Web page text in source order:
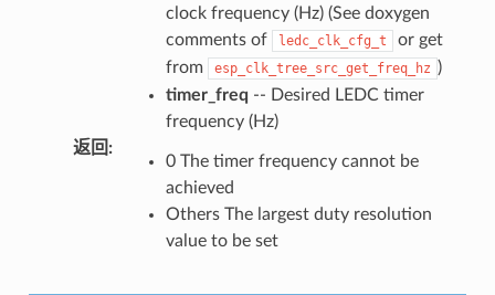
clock frequency (Hz) (See doxygen
comments of
ledc_clk_cfg_t
or get
from
esp_clk_tree_src_get_freq_hz )
timer_freq -- Desired LEDC timer
frequency (Hz)
返回 :
0 The timer frequency cannot be
achieved
Others The largest duty resolution
value to be set